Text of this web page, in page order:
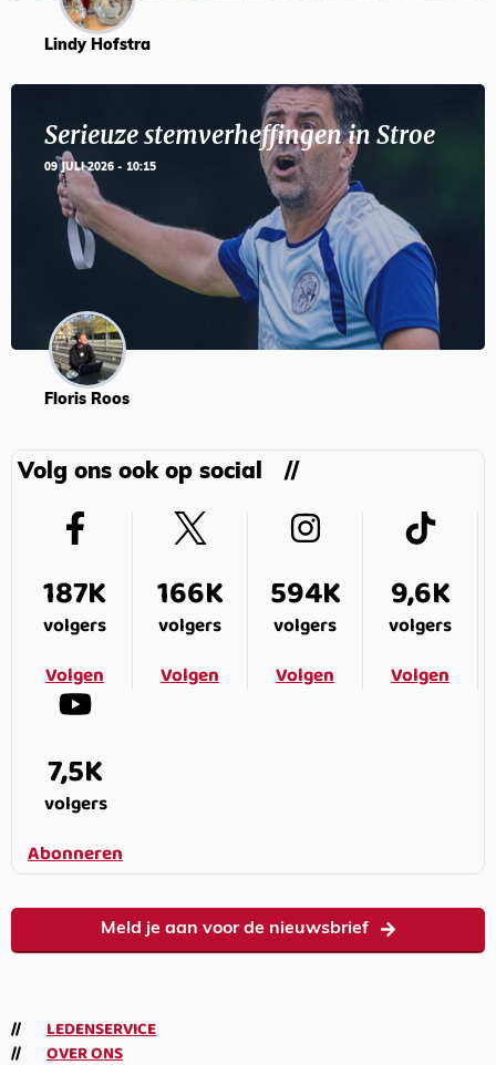
Lindy Hofstra
Serieuze stemverheffingen in Stroe
09 JULI 2026 - 10:15
Floris Roos
Volg ons ook op social
187K
volgers
Volgen
166K
volgers
Volgen
594K
volgers
Volgen
9,6K
volgers
Volgen
7,5K
volgers
Abonneren
Meld je aan voor de nieuwsbrief
LEDENSERVICE
OVER ONS